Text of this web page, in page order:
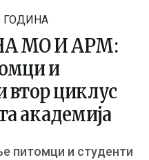
ГОДИНА
МО И АРМ:
и
втор циклус
академија
питомци и студенти